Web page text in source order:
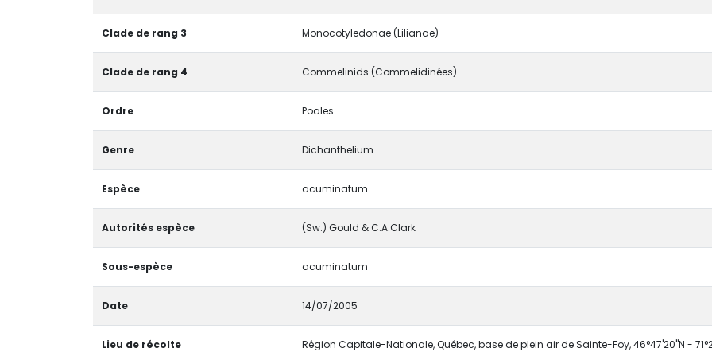
Clade de rang 3 Monocotyledonae (Lilianae)
Clade de rang 4 Commelinids (Commelidinées)
Ordre Poales
Genre Dichanthelium
Espèce acuminatum
Autorités espèce (Sw.) Gould & C.A.Clark
Sous-espèce acuminatum
Date 14/07/2005
Lieu de récolte Région Capitale-Nationale, Québec, base de plein air de Sainte-Foy, 46°47'20''N -